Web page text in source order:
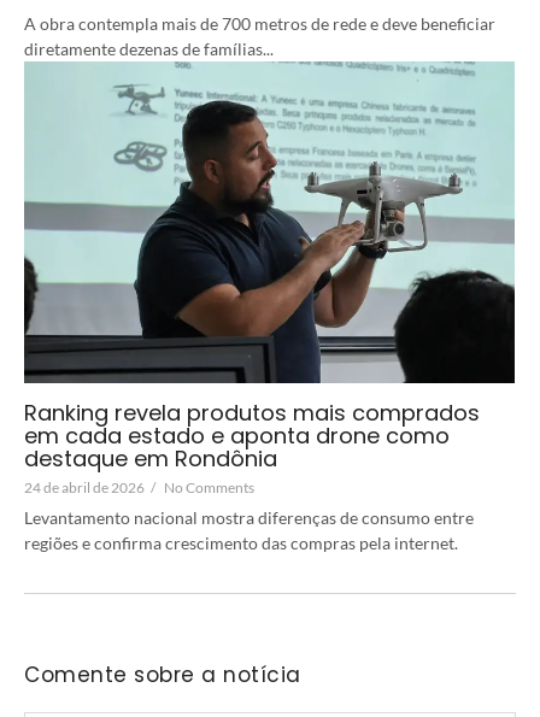
A obra contempla mais de 700 metros de rede e deve beneficiar
diretamente dezenas de famílias...
Ranking revela produtos mais comprados
em cada estado e aponta drone como
destaque em Rondônia
24 de abril de 2026 / No Comments
Levantamento nacional mostra diferenças de consumo entre
regiões e confirma crescimento das compras pela internet.
Comente sobre a notícia